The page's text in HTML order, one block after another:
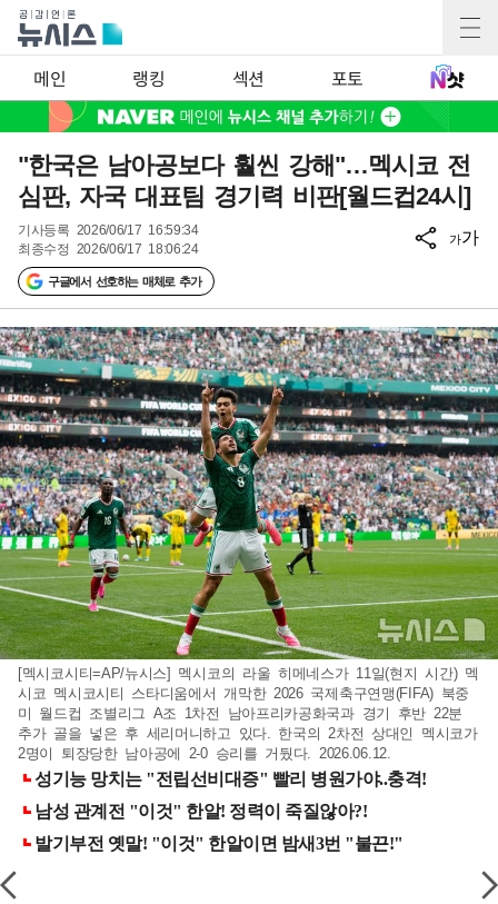
메인 랭킹 섹션 포토
"한국은 남아공보다 훨씬 강해"…멕시코 전
심판, 자국 대표팀 경기력 비판[월드컵24시]
기사등록 2026/06/17 16:59:34
최종수정 2026/06/17 18:06:24
구글에서 선호하는 매체로 추가
가가
[멕시코시티=AP/뉴시스] 멕시코의 라울 히메네스가 11일(현지 시간) 멕
시코 멕시코시티 스타디움에서 개막한 2026 국제축구연맹(FIFA) 북중
미 월드컵 조별리그 A조 1차전 남아프리카공화국과 경기 후반 22분
추가 골을 넣은 후 세리머니하고 있다. 한국의 2차전 상대인 멕시코가
2명이 퇴장당한 남아공에 2-0 승리를 거뒀다. 2026.06.12.